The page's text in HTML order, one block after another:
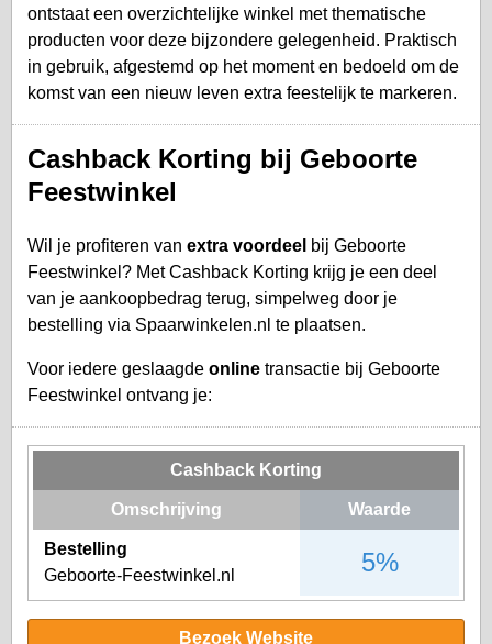
ontstaat een overzichtelijke winkel met thematische
producten voor deze bijzondere gelegenheid. Praktisch
in gebruik, afgestemd op het moment en bedoeld om de
komst van een nieuw leven extra feestelijk te markeren.
Cashback Korting bij Geboorte
Feestwinkel
Wil je profiteren van extra voordeel bij Geboorte
Feestwinkel? Met Cashback Korting krijg je een deel
van je aankoopbedrag terug, simpelweg door je
bestelling via Spaarwinkelen.nl te plaatsen.
Voor iedere geslaagde online transactie bij Geboorte
Feestwinkel ontvang je:
Cashback Korting
Omschrijving Waarde
Bestelling
Geboorte-Feestwinkel.nl
5%
Bezoek Website